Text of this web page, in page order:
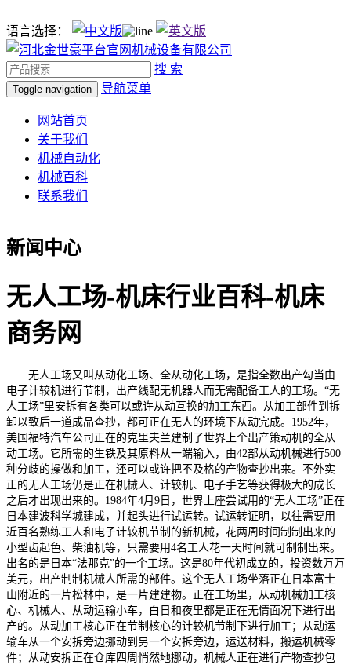
语言选择：
搜 索
Toggle navigation 导航菜单
网站首页
关于我们
机械自动化
机械百科
联系我们
新闻中心
无人工场-机床行业百科-机床
商务网
无人工场又叫从动化工场、全从动化工场，是指全数出产勾当由
电子计较机进行节制，出产线配无机器人而无需配备工人的工场。“无
人工场”里安拆有各类可以或许从动互换的加工东西。从加工部件到拆
卸以致后一道成品查抄，都可正在无人的环境下从动完成。1952年，
美国福特汽车公司正在的克里夫兰建制了世界上个出产策动机的全从
动工场。它所需的生铁及其原料从一端输入，由42部从动机械进行500
种分歧的操做和加工，还可以或许把不及格的产物查抄出来。不外实
正的无人工场仍是正在机械人、计较机、电子手艺等获得极大的成长
之后才出现出来的。1984年4月9日，世界上座尝试用的“无人工场”正在
日本建波科学城建成，并起头进行试运转。试运转证明，以往需要用
近百名熟练工人和电子计较机节制的新机械，花两周时间制制出来的
小型齿起色、柴油机等，只需要用4名工人花一天时间就可制制出来。
出名的是日本“法那克”的一个工场。这是80年代初成立的，投资数万万
美元，出产制制机械人所需的部件。这个无人工场坐落正在日本富士
山附近的一片松林中，是一片建建物。正在工场里，从动机械加工核
心、机械人、从动运输小车，白日和夜里都是正在无情面况下进行出
产的。从动加工核心正在节制核心的计较机节制下进行加工；从动运
输车从一个安拆旁边挪动到另一个安拆旁边，运送材料，搬运机械零
件；从动安拆正在仓库四周悄然地挪动，机械人正在进行产物查抄包